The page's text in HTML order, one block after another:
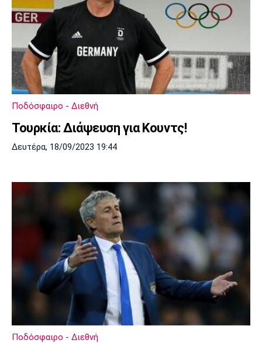
Ποδόσφαιρο - Διεθνή
Τουρκία: Διάψευση για Κουντς!
Δευτέρα, 18/09/2023 19:44
Ποδόσφαιρο - Διεθνή